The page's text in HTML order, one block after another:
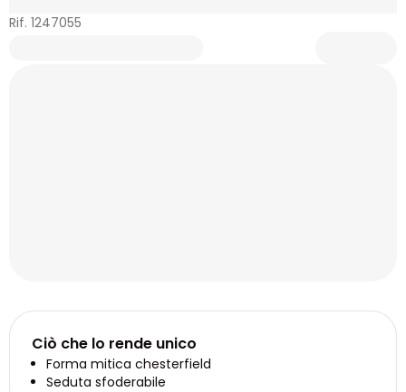
Rif. 1247055
Ciò che lo rende unico
Forma mitica chesterfield
Seduta sfoderabile